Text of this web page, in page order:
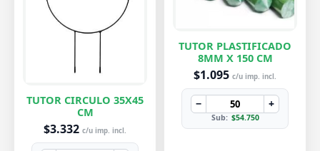
TUTOR CIRCULO 35X45
CM
$3.332 c/u imp. incl.
TUTOR PLASTIFICADO
8MM X 150 CM
$1.095 c/u imp. incl.
− +
Sub: $54.750